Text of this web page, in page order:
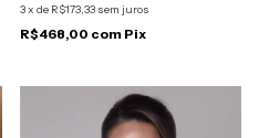
3x de R$173,33 sem juros
R$468,00 com Pix